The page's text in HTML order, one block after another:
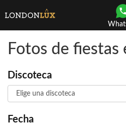
Fotos de fiestas
Discoteca
Fecha